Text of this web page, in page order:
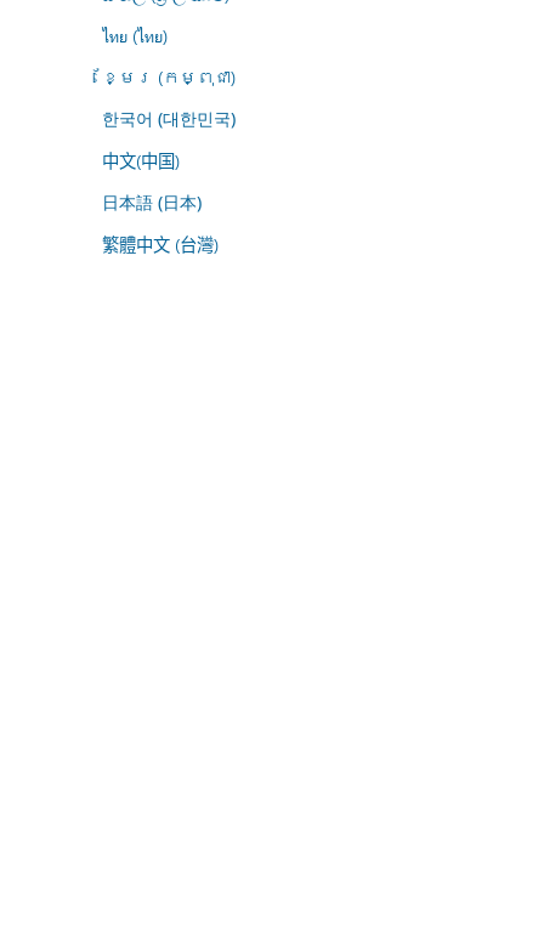
ไทย (ไทย)
ខ្មែរ (កម្ពុជា)
한국어 (대한민국)
中文(中国)
日本語 (日本)
繁體中文 (台灣)